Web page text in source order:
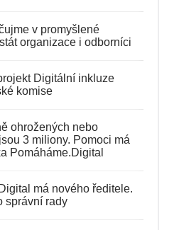
v promyšlené
organizace i odborníci
Digitální inkluze
komise
ohrožených nebo
3 miliony. Pomoci má
Pomáháme.Digital
má nového ředitele.
správní rady